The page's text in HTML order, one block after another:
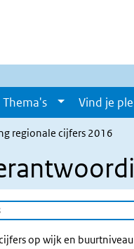
Thema's Vind je
regionale cijfers 2016
op wijk en buurtniveau